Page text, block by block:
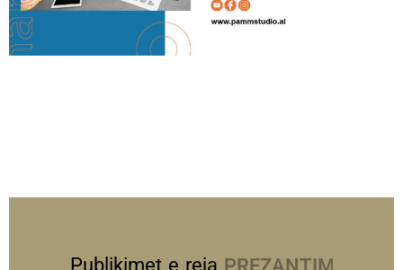
Publikimet e reja PREZANTIME